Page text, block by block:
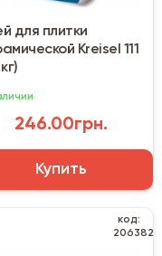
для плитки
Kreisel 111
246.00грн.
Купить
код:
206382